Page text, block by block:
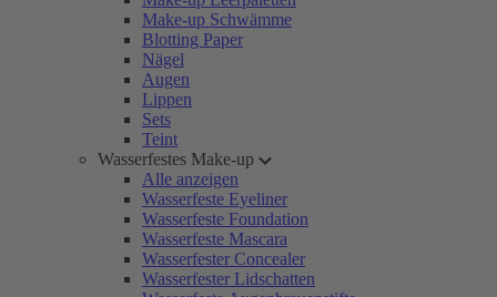
Make-up Schwämme
Blotting Paper
Nägel
Augen
Lippen
Sets
Teint
Wasserfestes Make-up
Alle anzeigen
Wasserfeste Eyeliner
Wasserfeste Foundation
Wasserfeste Mascara
Wasserfester Concealer
Wasserfester Lidschatten